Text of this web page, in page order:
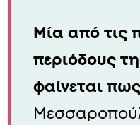
Μία από τις
περιόδους
φαίνεται